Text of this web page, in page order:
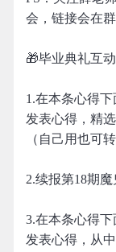
会，链接会在群
🎁毕业典礼互动
1.在本条心得
发表心得，精
（自己用也可
2.续报第18期魔
3.在本条心得
发表心得，从